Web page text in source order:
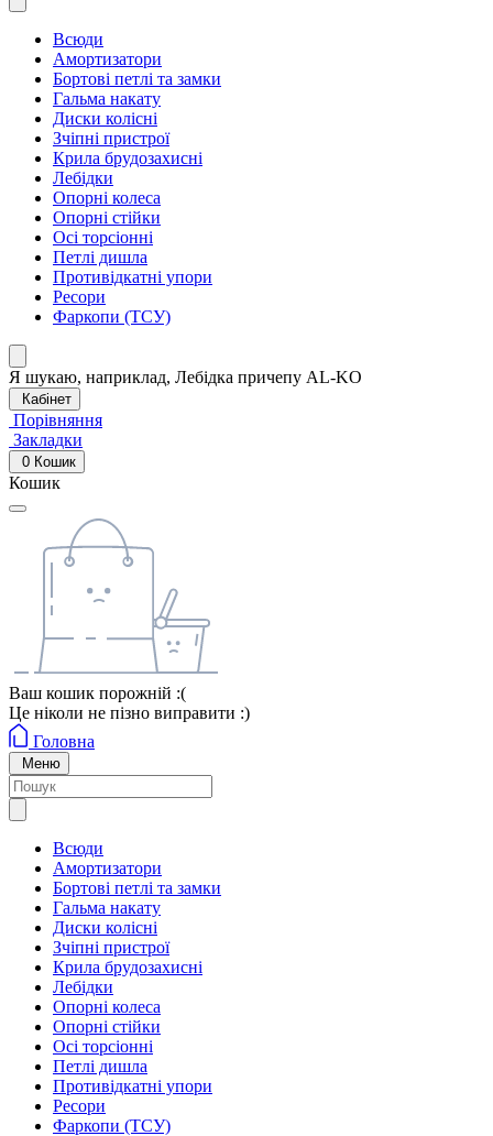
Всюди
Амортизатори
Бортові петлі та замки
Гальма накату
Диски колісні
Зчіпні пристрої
Крила брудозахисні
Лебідки
Опорні колеса
Опорні стійки
Осі торсіонні
Петлі дишла
Противідкатні упори
Ресори
Фаркопи (ТСУ)
Я шукаю, наприклад, Лебідка причепу AL-KO
Кабінет
Порівняння
Закладки
0 Кошик
Кошик
Ваш кошик порожній :(
Це ніколи не пізно виправити :)
Головна
Меню
Всюди
Амортизатори
Бортові петлі та замки
Гальма накату
Диски колісні
Зчіпні пристрої
Крила брудозахисні
Лебідки
Опорні колеса
Опорні стійки
Осі торсіонні
Петлі дишла
Противідкатні упори
Ресори
Фаркопи (ТСУ)